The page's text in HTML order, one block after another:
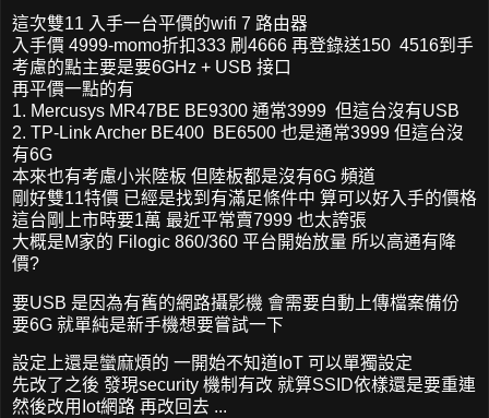
這次雙11 入手一台平價的wifi 7 路由器
入手價 4999-momo折扣333 刷4666 再登錄送150 4516到手
考慮的點主要是要6GHz + USB 接口
再平價一點的有
1. Mercusys MR47BE BE9300 通常3999 但這台沒有USB
2. TP-Link Archer BE400 BE6500 也是通常3999 但這台沒
有6G
本來也有考慮小米陸板 但陸板都是沒有6G 頻道
剛好雙11特價 已經是找到有滿足條件中 算可以好入手的價格
這台剛上市時要1萬 最近平常賣7999 也太誇張
大概是M家的 Filogic 860/360 平台開始放量 所以高通有降
價?
要USB 是因為有舊的網路攝影機 會需要自動上傳檔案備份
要6G 就單純是新手機想要嘗試一下
設定上還是蠻麻煩的 一開始不知道IoT 可以單獨設定
先改了之後 發現security 機制有改 就算SSID依樣還是要重連
然後改用Iot網路 再改回去 ...